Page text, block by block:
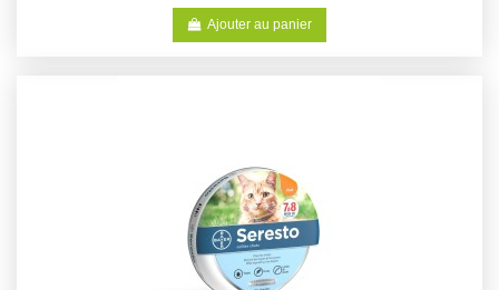
Ajouter au panier